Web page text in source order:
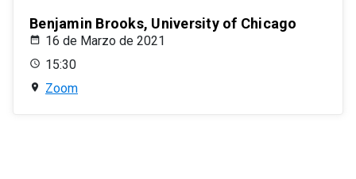
Benjamin Brooks, University of Chicago
16 de Marzo de 2021
15:30
Zoom